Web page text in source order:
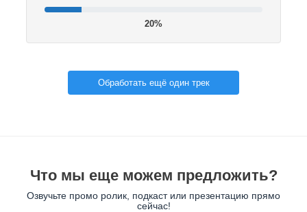
20%
Обработать ещё один трек
Что мы еще можем предложить?
Озвучьте промо ролик, подкаст или презентацию прямо
сейчас!